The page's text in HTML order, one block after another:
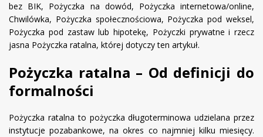
bez BIK, Pożyczka na dowód, Pożyczka internetowa/online,
Chwilówka, Pożyczka społecznościowa, Pożyczka pod weksel,
Pożyczka pod zastaw lub hipotekę, Pożyczki prywatne i rzecz
jasna Pożyczka ratalna, której dotyczy ten artykuł.
Pożyczka ratalna – Od definicji do
formalności
Pożyczka ratalna to pożyczka długoterminowa udzielana przez
instytucje pozabankowe, na okres co najmniej kilku miesięcy.